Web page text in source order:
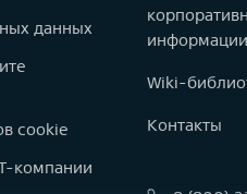
данных
cookie
компании
информации
Wiki-
Контакты